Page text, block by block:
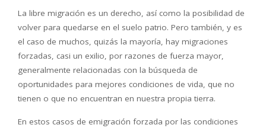
La libre migración es un derecho, así como la posibilidad de
volver para quedarse en el suelo patrio. Pero también, y es
el caso de muchos, quizás la mayoría, hay migraciones
forzadas, casi un exilio, por razones de fuerza mayor,
generalmente relacionadas con la búsqueda de
oportunidades para mejores condiciones de vida, que no
tienen o que no encuentran en nuestra propia tierra.
En estos casos de emigración forzada por las condiciones